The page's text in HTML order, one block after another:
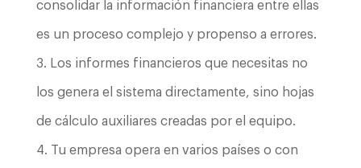
consolidar la información financiera entre ellas
es un proceso complejo y propenso a errores.
Los informes financieros que necesitas no
los genera el sistema directamente, sino hojas
de cálculo auxiliares creadas por el equipo.
Tu empresa opera en varios países o con